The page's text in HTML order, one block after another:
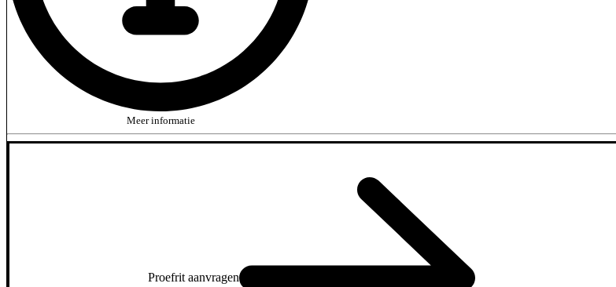
Meer informatie
Proefrit aanvragen